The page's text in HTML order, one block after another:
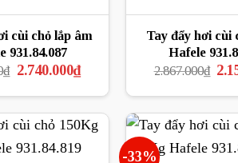
cùi chỏ lắp âm
931.84.087
₫ Giá
là:
2.740.000₫Giá
hiện
tại
2.740.000₫.
Tay đẩy hơi cùi
Hafele
2.867.000₫ Giá
là:
-33%